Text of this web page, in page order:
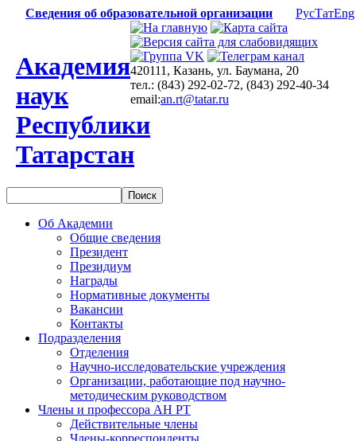
Сведения об образовательной организации РусТатEng
Академия
наук
Республики
Татарстан
420111, Казань, ул. Баумана, 20
тел.: (843) 292-02-72, (843) 292-40-34
email:an.rt@tatar.ru
Об Академии
Общие сведения
Президент
Президиум
Награды
Нормативные документы
Вакансии
Контакты
Подразделения
Отделения
Научно-исследовательские учреждения
Организации, работающие под научно-
методическим руководством
Члены и профессора АН РТ
Действительные члены
Члены-корреспонденты